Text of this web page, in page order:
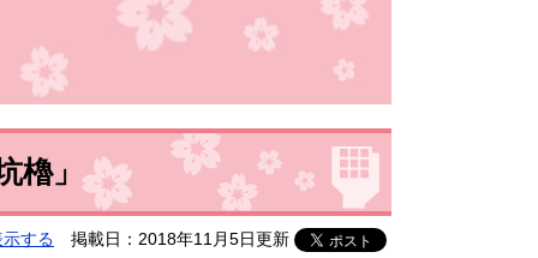
櫓」
する 掲載日：2018年11月5日更新